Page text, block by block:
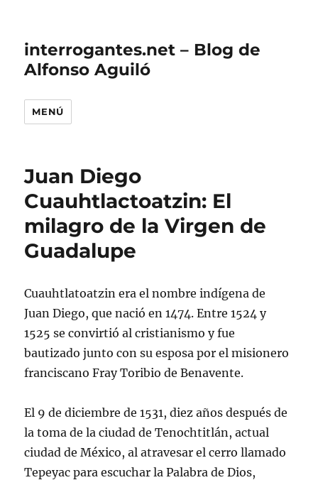
interrogantes.net – Blog de
Alfonso Aguiló
MENÚ
Juan Diego
Cuauhtlactoatzin: El
milagro de la Virgen de
Guadalupe
Cuauhtlatoatzin era el nombre indígena de
Juan Diego, que nació en 1474. Entre 1524 y
1525 se convirtió al cristianismo y fue
bautizado junto con su esposa por el misionero
franciscano Fray Toribio de Benavente.
El 9 de diciembre de 1531, diez años después de
la toma de la ciudad de Tenochtitlán, actual
ciudad de México, al atravesar el cerro llamado
Tepeyac para escuchar la Palabra de Dios,